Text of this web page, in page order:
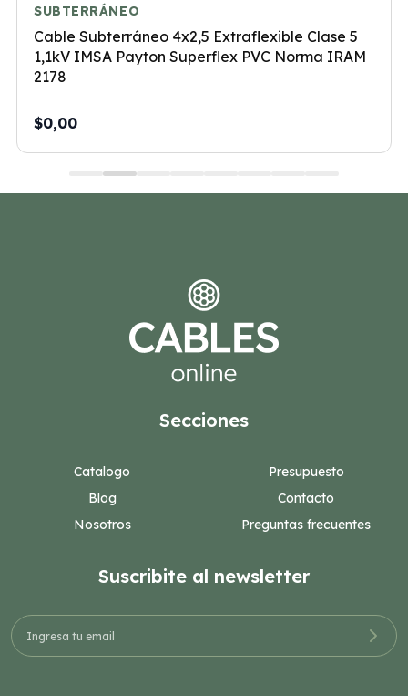
SUBTERRÁNEO
Cable Subterráneo 4x2,5 Extraflexible Clase 5
1,1kV IMSA Payton Superflex PVC Norma IRAM
2178
$0,00
Secciones
Catalogo
Blog
Nosotros
Presupuesto
Contacto
Preguntas frecuentes
Suscribite al newsletter